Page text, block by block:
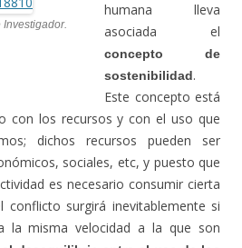
Investigador.
humana lleva
asociada el
concepto de
sostenibilidad.
Este concepto está
con los recursos y con el uso que
dichos recursos pueden ser
sociales, etc, y puesto que
es necesario consumir cierta
conflicto surgirá inevitablemente si
la misma velocidad a la que son